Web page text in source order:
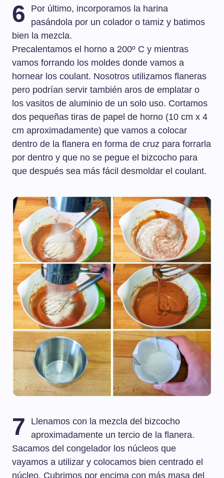
6
Por último, incorporamos la harina
pasándola por un colador o tamiz y batimos
bien la mezcla.
Precalentamos el horno a 200º C y mientras
vamos forrando los moldes donde vamos a
hornear los coulant. Nosotros utilizamos flaneras
pero podrían servir también aros de emplatar o
los vasitos de aluminio de un solo uso. Cortamos
dos pequeñas tiras de papel de horno (10 cm x 4
cm aproximadamente) que vamos a colocar
dentro de la flanera en forma de cruz para forrarla
por dentro y que no se pegue el bizcocho para
que después sea más fácil desmoldar el coulant.
7
Llenamos con la mezcla del bizcocho
aproximadamente un tercio de la flanera.
Sacamos del congelador los núcleos que
vayamos a utilizar y colocamos bien centrado el
núcleo. Cubrimos por encima con más masa del